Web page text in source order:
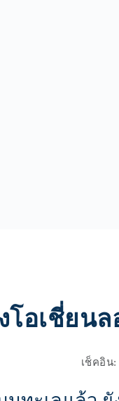
โอเชี่ยน
เช็คอิน: